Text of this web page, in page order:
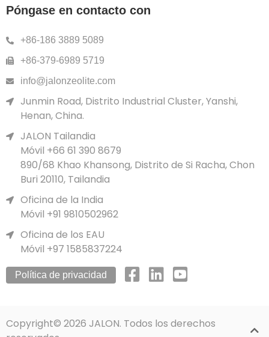
Póngase en contacto con
+86-186 3889 5089
+86-379-6989 5719
info@jalonzeolite.com
Junmin Road, Distrito Industrial Cluster, Yanshi,
Henan, China.
JALON Tailandia
Móvil +66 61 390 8679
890/68 Khao Khansong, Distrito de Si Racha, Chon
Buri 20110, Tailandia
Oficina de la India
Móvil +91 9810502962
Oficina de los EAU
Móvil +97 1585837224
Política de privacidad
Copyright© 2026 JALON. Todos los derechos